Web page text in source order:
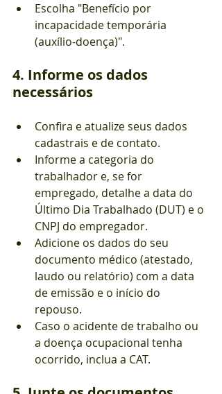
Escolha "Benefício por
incapacidade temporária
(auxílio-doença)".
4. Informe os dados
necessários
Confira e atualize seus dados
cadastrais e de contato.
Informe a categoria do
trabalhador e, se for
empregado, detalhe a data do
Último Dia Trabalhado (DUT) e o
CNPJ do empregador.
Adicione os dados do seu
documento médico (atestado,
laudo ou relatório) com a data
de emissão e o início do
repouso.
Caso o acidente de trabalho ou
a doença ocupacional tenha
ocorrido, inclua a CAT.